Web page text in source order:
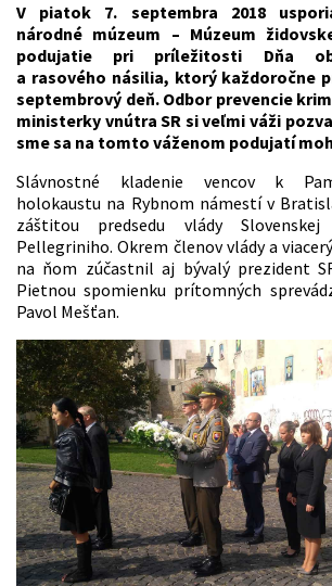
V piatok 7. septembra 2018
národné múzeum – Múzeum
podujatie pri príležitosti Dňa
a rasového násilia, ktorý každoročne
septembrový deň. Odbor prevencie
ministerky vnútra SR si veľmi váži
sme sa na tomto váženom podujatí
Slávnostné kladenie vencov k
holokaustu na Rybnom námestí v
záštitou predsedu vlády
Pellegriniho. Okrem členov vlády a
na ňom zúčastnil aj bývalý prezident
Pietnou spomienku prítomných
Pavol Mešťan.